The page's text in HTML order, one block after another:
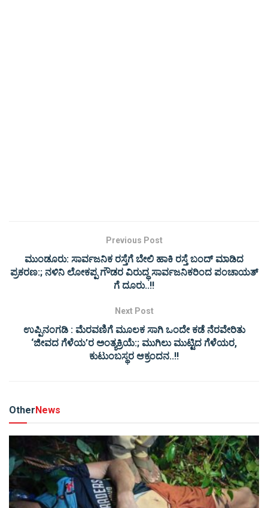
Previous Post
ಮುಂಡೂರು: ಸಾರ್ವಜನಿಕ ರಸ್ತೆಗೆ ಬೇಲಿ ಹಾಕಿ ರಸ್ತೆ ಬಂದ್ ಮಾಡಿದ
ಪ್ರಕರಣ:; ನಳಿನಿ ಲೋಕಪ್ಪ ಗೌಡರ ವಿರುದ್ಧ ಸಾರ್ವಜನಿಕರಿಂದ ಪಂಚಾಯತ್
ಗೆ ದೂರು..!!
Next Post
ಉಪ್ಪಿನಂಗಡಿ : ಮೆರವಣಿಗೆ ಮೂಲಕ ಸಾಗಿ ಒಂದೇ ಕಡೆ ನೆರವೇರಿತು
‘ಜೀವದ ಗೆಳೆಯ’ರ ಅಂತ್ಯಕ್ರಿಯೆ:; ಮುಗಿಲು ಮುಟ್ಟಿದ ಗೆಳೆಯರ,
ಕುಟುಂಬಸ್ಥರ ಆಕ್ರಂದನ..!!
Other News